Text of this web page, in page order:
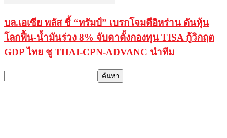
บล.เอเซีย พลัส ชี้ “ทรัมป์” เบรกโจมตีอิหร่าน ดันหุ้น
โลกฟื้น-น้ำมันร่วง 8% จับตาตั้งกองทุน TISA กู้วิกฤต
GDP ไทย ชู THAI-CPN-ADVANC นำทีม